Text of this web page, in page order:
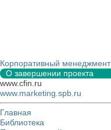
Корпоративный менеджмент
О завершении проекта
www.cfin.ru
www.marketing.spb.ru
Главная
Библиотека